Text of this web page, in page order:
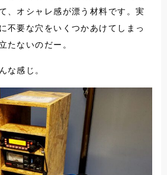
、オシャレ感が漂う材料です。実
不要な穴をいくつかあけてしまっ
たないのだー。
な感じ。